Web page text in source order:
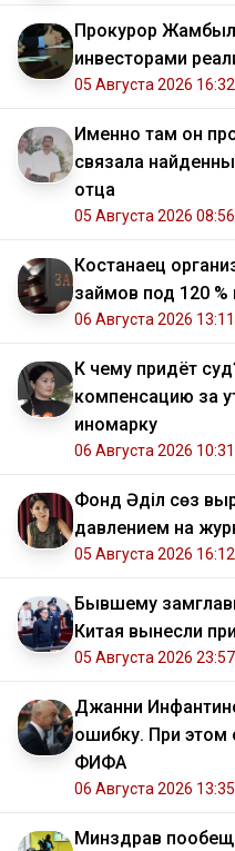
Прокурор
инвесторами
05 Августа 2026 16:32
Именно там он
связала
отца
05 Августа 2026 08:56
Костанаец
займов под 120
06 Августа 2026 13:11
К чему придёт
компенсацию за
иномарку
06 Августа 2026 10:31
Фонд Әділ сөз
давлением на
05 Августа 2026 16:12
Бывшему
Китая вынесли
05 Августа 2026 23:57
Джанни
ошибку. При этом
ФИФА
06 Августа 2026 13:35
Минздрав